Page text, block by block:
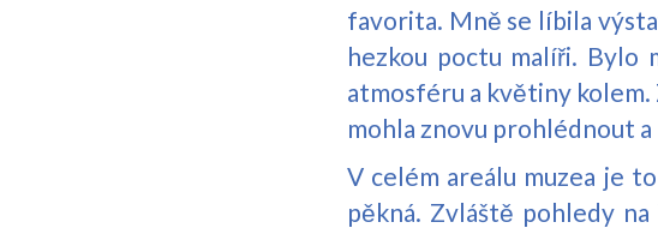
favorita. Mně se líbila
hezkou poctu malíři. Bylo
atmosféru a květiny kolem.
mohla znovu prohlédnout
V celém areálu muzea je
pěkná. Zvláště pohledy